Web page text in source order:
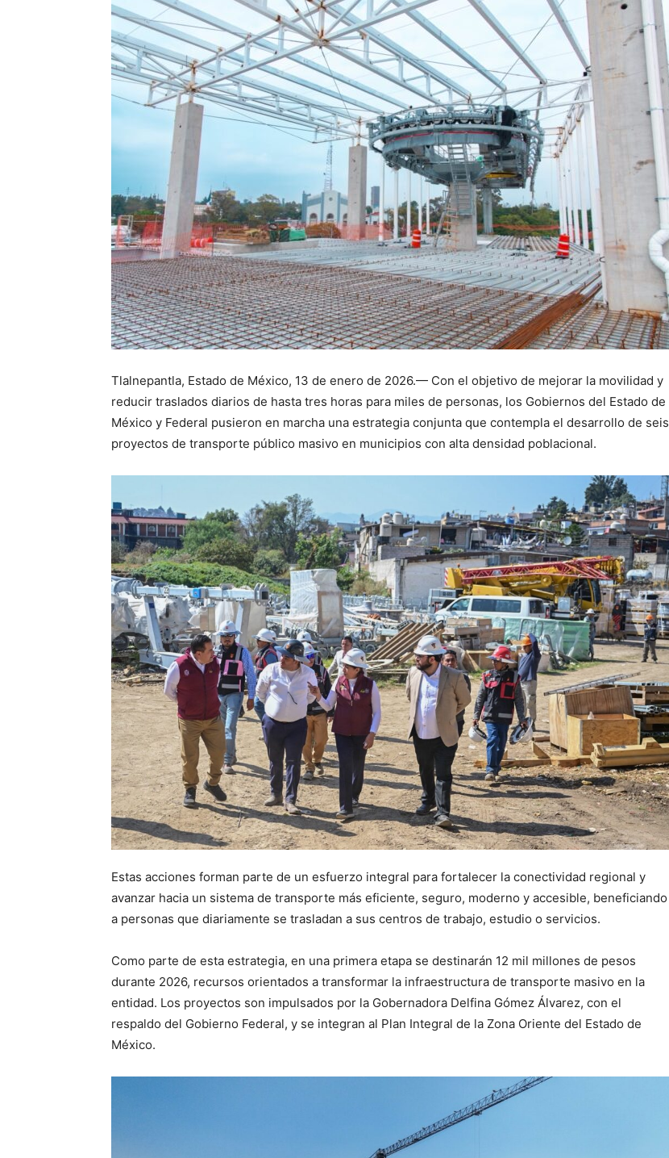
Tlalnepantla, Estado de México, 13 de enero de 2026.— Con el objetivo de mejorar la movilidad y
reducir traslados diarios de hasta tres horas para miles de personas, los Gobiernos del Estado de
México y Federal pusieron en marcha una estrategia conjunta que contempla el desarrollo de seis
proyectos de transporte público masivo en municipios con alta densidad poblacional.
Estas acciones forman parte de un esfuerzo integral para fortalecer la conectividad regional y
avanzar hacia un sistema de transporte más eficiente, seguro, moderno y accesible, beneficiando
a personas que diariamente se trasladan a sus centros de trabajo, estudio o servicios.
Como parte de esta estrategia, en una primera etapa se destinarán 12 mil millones de pesos
durante 2026, recursos orientados a transformar la infraestructura de transporte masivo en la
entidad. Los proyectos son impulsados por la Gobernadora Delfina Gómez Álvarez, con el
respaldo del Gobierno Federal, y se integran al Plan Integral de la Zona Oriente del Estado de
México.